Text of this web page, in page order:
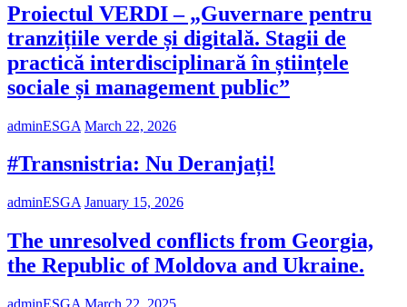
Proiectul VERDI – „Guvernare pentru
tranzițiile verde și digitală. Stagii de
practică interdisciplinară în științele
sociale și management public”
adminESGA March 22, 2026
#Transnistria: Nu Deranjați!
adminESGA January 15, 2026
The unresolved conflicts from Georgia,
the Republic of Moldova and Ukraine.